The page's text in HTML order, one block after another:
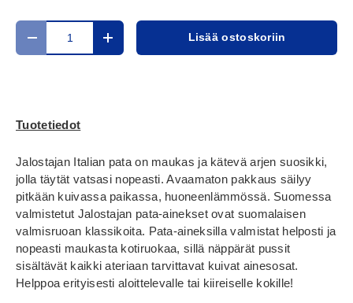
Määrä
Translation missing: fi.cart.items.decrease_quantity
Translation missing:Lisää ostoskoriin
Tuotetiedot
Jalostajan Italian pata on maukas ja kätevä arjen suosikki,
jolla täytät vatsasi nopeasti. Avaamaton pakkaus säilyy
pitkään kuivassa paikassa, huoneenlämmössä. Suomessa
valmistetut Jalostajan pata-ainekset ovat suomalaisen
valmisruoan klassikoita. Pata-aineksilla valmistat helposti ja
nopeasti maukasta kotiruokaa, sillä näppärät pussit
sisältävät kaikki ateriaan tarvittavat kuivat ainesosat.
Helppoa erityisesti aloittelevalle tai kiireiselle kokille!